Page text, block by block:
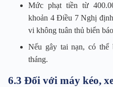
Mức phạt tiền từ
khoản 4 Điều 7 Nghị
vi không tuân thủ biển
Nếu gây tai nạn, có
tháng.
6.3 Đối với máy kéo,